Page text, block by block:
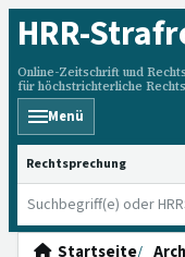
HRR-
Online-Zeitschrift und
für höchstrichterliche
Menü
HRRS durchsuchen
Startseite